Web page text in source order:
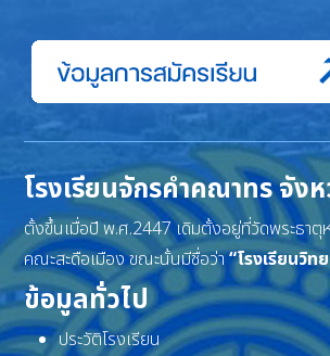
โรงเรียนจักรคำคณาทร จัง
ตั้งขึ้นเมื่อปี พ.ศ.2447 เดิมตั้งอยู่ที่วัดพระธา
คณะสะดือเมือง ขณะนั้นมีชื่อว่า“โรงเรียนวิท
ข้อมูลทั่วไป
ประวัติโรงเรียน